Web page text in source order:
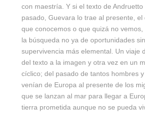
con maestría. Y si el texto de Andruetto
pasado, Guevara lo trae al presente,
que conocemos o que quizá no
la búsqueda no ya de oportunidades
supervivencia más elemental. Un viaje
del texto a la imagen y otra vez en un
cíclico; del pasado de tantos hombres
venían de Europa al presente de los
que se lanzan al mar para llegar a
tierra prometida aunque no se pueda